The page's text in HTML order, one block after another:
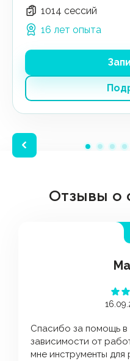
1014 сессий
16 лет опыта
Отзывы о
Спасибо за помощь
зависимости от
мне инструменты